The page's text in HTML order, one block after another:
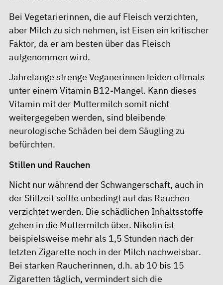
Bei Vegetarierinnen, die auf Fleisch verzichten,
aber Milch zu sich nehmen, ist Eisen ein kritischer
Faktor, da er am besten über das Fleisch
aufgenommen wird.
Jahrelange strenge Veganerinnen leiden oftmals
unter einem Vitamin B12-Mangel. Kann dieses
Vitamin mit der Muttermilch somit nicht
weitergegeben werden, sind bleibende
neurologische Schäden bei dem Säugling zu
befürchten.
Stillen und Rauchen
Nicht nur während der Schwangerschaft, auch in
der Stillzeit sollte unbedingt auf das Rauchen
verzichtet werden. Die schädlichen Inhaltsstoffe
gehen in die Muttermilch über. Nikotin ist
beispielsweise mehr als 1,5 Stunden nach der
letzten Zigarette noch in der Milch nachweisbar.
Bei starken Raucherinnen, d.h. ab 10 bis 15
Zigaretten täglich, vermindert sich die